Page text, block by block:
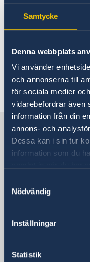
Samtycke
Denna webbplats
Vi använder
och annonserna till
för sociala medier
vidarebefordrar även
information från din
annons- och
Dessa kan i sin tur
information som du
Nödvändig
Inställningar
Statistik
Holy See,
Contact
Data Protection
Current
News
Data
Data Protection
Last updated 02 Oct
Sweden in
Visiting address
Visit us:
Postal address
Office to